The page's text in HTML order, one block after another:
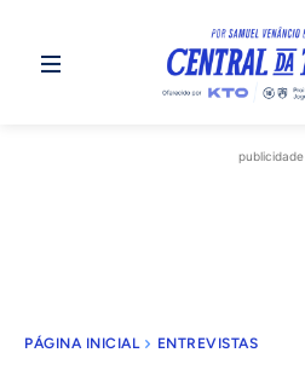
publicidade
PÁGINA INICIAL ENTREVISTAS